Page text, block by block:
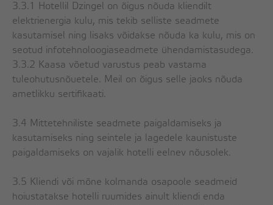
3.3.1 Hotellil Dzingel on õigus nõuda kliendilt
elektrienergia kulu, mis tekib selliste seadmete
kasutamisel ning lisaks võidakse nõuda ka kulu, mis on
seotud infotehnoloogiaseadmete ühendamistasudega.
3.3.2 Kaasa võetud varustus peab vastama
tuleohutusnõuetele. Meil on õigus selle jaoks nõuda
ametlikku sertifikaati.
3.4 Mittetehniliste seadmete paigaldamiseks ja
kasutamiseks ning seintele ja lagedele kaunistuste
paigaldamiseks on vajalik hotelli eelnev nõusolek.
3.5 Kliendi või mõne kolmanda osapoole seadmeid
hoiustatakse hotelli ruumides ainult kliendi enda